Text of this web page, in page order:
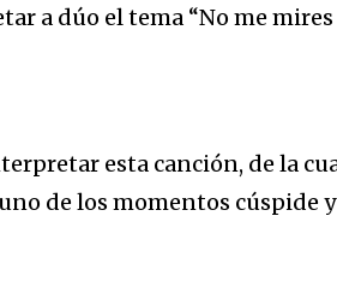
a dúo el tema “No me mires
esta canción, de la
de los momentos cúspide y